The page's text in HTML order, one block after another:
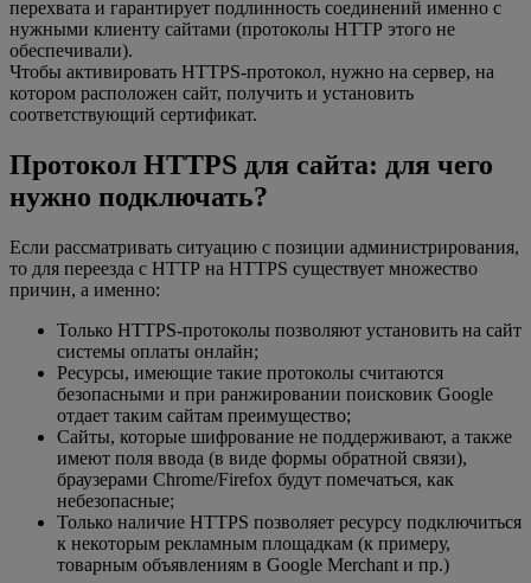
перехвата и гарантирует подлинность соединений именно с
нужными клиенту сайтами (протоколы НТТР этого не
обеспечивали).
Чтобы активировать HTTPS-протокол, нужно на сервер, на
котором расположен сайт, получить и установить
соответствующий сертификат.
Протокол HTTPS для сайта: для чего
нужно подключать?
Если рассматривать ситуацию с позиции администрирования,
то для переезда с НТТР на HTTPS существует множество
причин, а именно:
Только HTTPS-протоколы позволяют установить на сайт
системы оплаты онлайн;
Ресурсы, имеющие такие протоколы считаются
безопасными и при ранжировании поисковик Google
отдает таким сайтам преимущество;
Cайты, которые шифрование не поддерживают, а также
имеют поля ввода (в виде формы обратной связи),
браузерами Chrome/Firefox будут помечаться, как
небезопасные;
Только наличие HTTPS позволяет ресурсу подключиться
к некоторым рекламным площадкам (к примеру,
товарным объявлениям в Google Merchant и пр.)